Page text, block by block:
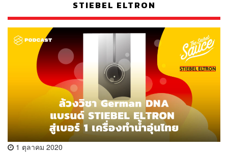
STIEBEL ELTRON
1 ตุลาคม 2020